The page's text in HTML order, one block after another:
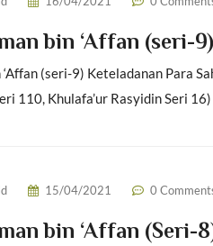
bin ‘Affan (seri-9)
(seri-9) Keteladanan Para
110, Khulafa’ur Rasyidin Seri
15/04/2021 0
bin ‘Affan (Seri-